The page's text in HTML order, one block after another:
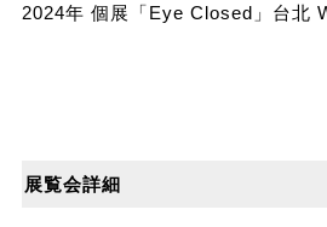
2024年 個展「Eye Closed」台北
展覧会詳細